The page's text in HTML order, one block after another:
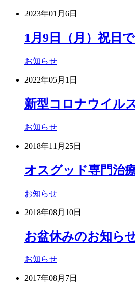
2023年01月6日
1月9日（月）祝日
お知らせ
2022年05月1日
新型コロナウイル
お知らせ
2018年11月25日
オスグッド専門治
お知らせ
2018年08月10日
お盆休みのお知ら
お知らせ
2017年08月7日